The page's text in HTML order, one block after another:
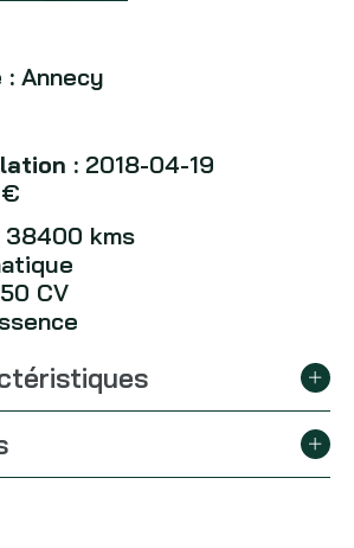
: Annecy
: 2018-04-19
38400 kms
CV